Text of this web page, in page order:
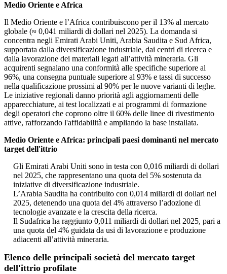
Medio Oriente e Africa
Il Medio Oriente e l’Africa contribuiscono per il 13% al mercato
globale (≈ 0,041 miliardi di dollari nel 2025). La domanda si
concentra negli Emirati Arabi Uniti, Arabia Saudita e Sud Africa,
supportata dalla diversificazione industriale, dai centri di ricerca e
dalla lavorazione dei materiali legati all’attività mineraria. Gli
acquirenti segnalano una conformità alle specifiche superiore al
96%, una consegna puntuale superiore al 93% e tassi di successo
nella qualificazione prossimi al 90% per le nuove varianti di leghe.
Le iniziative regionali danno priorità agli aggiornamenti delle
apparecchiature, ai test localizzati e ai programmi di formazione
degli operatori che coprono oltre il 60% delle linee di rivestimento
attive, rafforzando l'affidabilità e ampliando la base installata.
Medio Oriente e Africa: principali paesi dominanti nel mercato
target dell'ittrio
Gli Emirati Arabi Uniti sono in testa con 0,016 miliardi di dollari
nel 2025, che rappresentano una quota del 5% sostenuta da
iniziative di diversificazione industriale.
L’Arabia Saudita ha contribuito con 0,014 miliardi di dollari nel
2025, detenendo una quota del 4% attraverso l’adozione di
tecnologie avanzate e la crescita della ricerca.
Il Sudafrica ha raggiunto 0,011 miliardi di dollari nel 2025, pari a
una quota del 4% guidata da usi di lavorazione e produzione
adiacenti all’attività mineraria.
Elenco delle principali società del mercato target
dell'ittrio profilate